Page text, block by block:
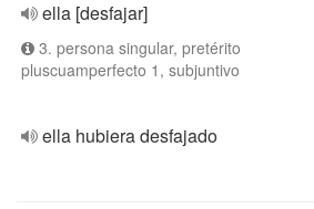
ella [desfajar]
3. persona singular, pretérito
pluscuamperfecto 1, subjuntivo
ella hubiera desfajado